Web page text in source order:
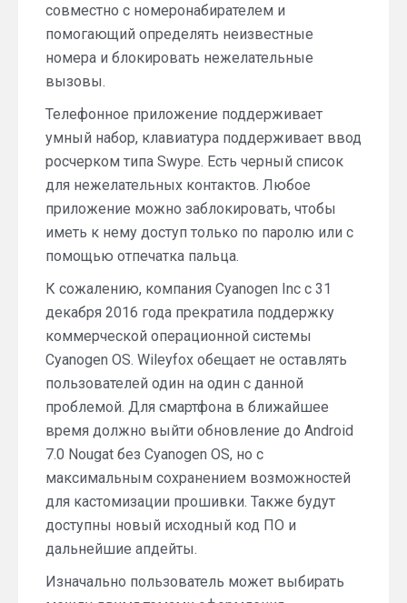
совместно с номеронабирателем и
помогающий определять неизвестные
номера и блокировать нежелательные
вызовы.
Телефонное приложение поддерживает
умный набор, клавиатура поддерживает ввод
росчерком типа Swype. Есть черный список
для нежелательных контактов. Любое
приложение можно заблокировать, чтобы
иметь к нему доступ только по паролю или с
помощью отпечатка пальца.
К сожалению, компания Cyanogen Inc с 31
декабря 2016 года прекратила поддержку
коммерческой операционной системы
Cyanogen OS. Wileyfox обещает не оставлять
пользователей один на один с данной
проблемой. Для смартфона в ближайшее
время должно выйти обновление до Android
7.0 Nougat без Cyanogen OS, но с
максимальным сохранением возможностей
для кастомизации прошивки. Также будут
доступны новый исходный код ПО и
дальнейшие апдейты.
Изначально пользователь может выбирать